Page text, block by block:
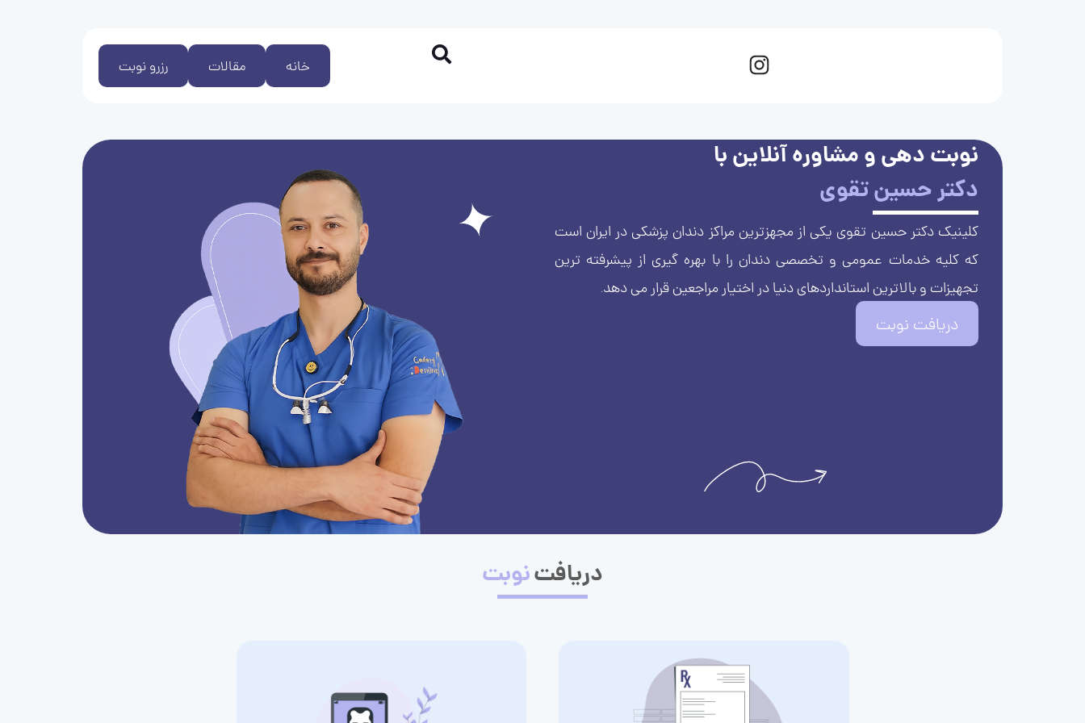
رزرو نوبت مقالات خانه
نوبت دهی و مشاوره آنلاین با
دکتر حسین تقوی
کلینیک دکتر حسین تقوی یکی از مجهزترین مراکز دندان پزشکی در ایران است
که کلیه خدمات عمومی و تخصصی دندان را با بهره گیری از پیشرفته ترین
تجهیزات و بالاترین استانداردهای دنیا در اختیار مراجعین قرار می دهد.
دریافت نوبت
دریافتنوبت